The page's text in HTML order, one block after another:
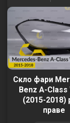
Скло фари
Benz A-Class
(2015-2018)
праве